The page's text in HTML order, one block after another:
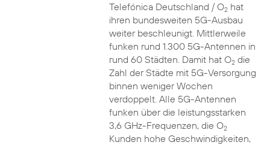
Telefónica Deutschland / O2hat
ihren bundesweiten 5G-Ausbau
weiter beschleunigt. Mittlerweile
funken rund 1.300 5G-Antennen in
rund 60 Städten. Damit hat O2die
Zahl der Städte mit 5G-Versorgung
binnen weniger Wochen
verdoppelt. Alle 5G-Antennen
funken über die leistungsstarken
3,6 GHz-Frequenzen, die O2
Kunden hohe Geschwindigkeiten,